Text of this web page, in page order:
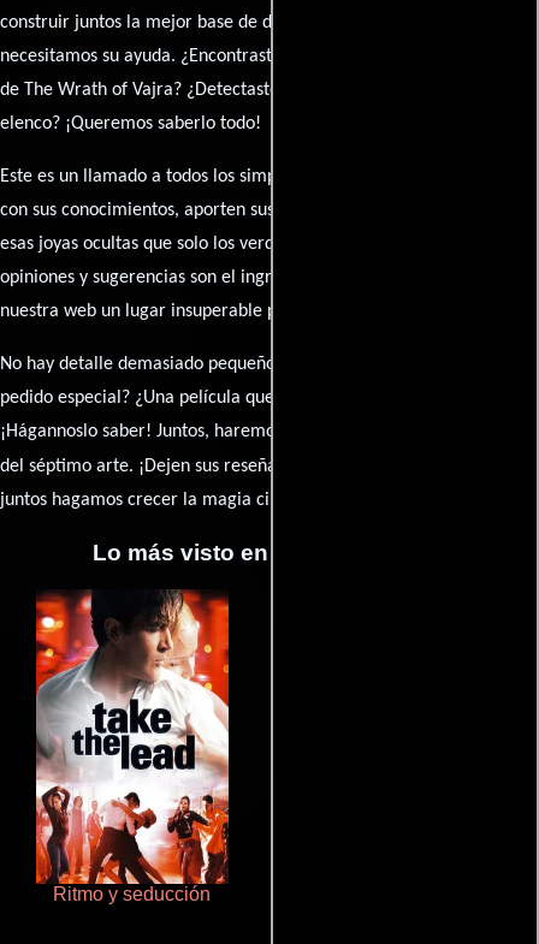
construir juntos la mejor base de datos cinematográfica, pero
necesitamos su ayuda. ¿Encontraste algún dato faltante en la ficha
de The Wrath of Vajra? ¿Detectaste algún error en la sinopsis o el
elenco? ¡Queremos saberlo todo!
Este es un llamado a todos los simpatizantes del cine: contribuyan
con sus conocimientos, aporten sus descubrimientos y compartan
esas joyas ocultas que solo los verdaderos fanáticos conocen. Sus
opiniones y sugerencias son el ingrediente secreto que hará de
nuestra web un lugar insuperable para los amantes del celuloide.
No hay detalle demasiado pequeño ni opinión insignificante. ¿Algún
pedido especial? ¿Una película que sueñas con ver reseñada?
¡Hágannoslo saber! Juntos, haremos de esta comunidad el epicentro
del séptimo arte. ¡Dejen sus reseña en la
juntos hagamos crecer la magia cinematográfica!
Lo más visto en Cineyseries.net
Ritmo y seducción